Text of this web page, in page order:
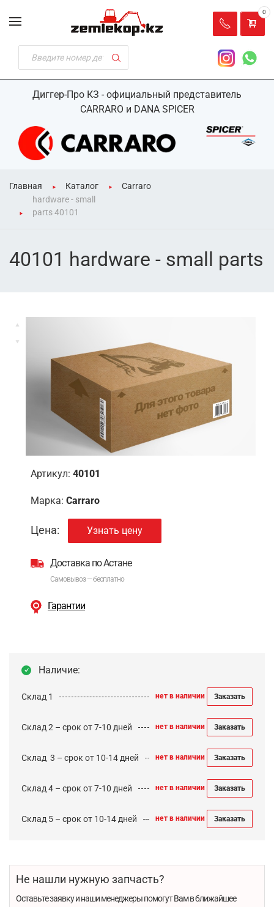
Диггер-Про КЗ - официальный представитель
CARRARO и DANA SPICER
0
Главная Каталог
Carraro
hardware - small
parts 40101
40101 hardware - small parts
Артикул: 40101
Марка: Carraro
Цена: Узнать цену
Доставка по Астане
Самовывоз — бесплатно
Гарантии
Наличие:
Склад 1 нет в наличии Заказать
Склад 2 – срок от 7-10 дней нет в наличии Заказать
Cклад 3 – срок от 10-14 дней нет в наличии Заказать
Склад 4 – срок от 7-10 дней нет в наличии Заказать
Склад 5 – срок от 10-14 дней нет в наличии Заказать
Не нашли нужную запчасть?
Оставьте заявку и наши менеджеры помогут Вам в ближайшее